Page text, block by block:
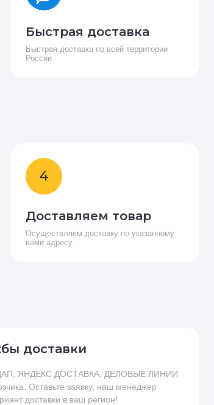
Быстрая доставка
Быстрая доставка по всей территории
России
4
Доставляем товар
Осуществляем доставку по указанному
вами адресу
доставки
ЦАП, ЯНДЕКС ДОСТАВКА, ДЕЛОВЫЕ ЛИНИИ
Оставьте заявку, наш менеджер
доставки в ваш регион!